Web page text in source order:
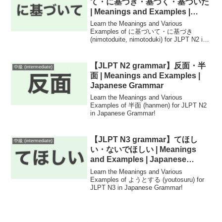
| Meanings and Examples |
Japanese Grammar
Learn the Meanings and Various
Examples of に基づいて・に基づき
(nimotoduite, nimotoduki) for JLPT N2 in
中級 (intermediate)
【JLPT N2 grammar】反面・半
面 | Meanings and Examples |
Japanese Grammar
Learn the Meanings and Various
Examples of 半面 (hanmen) for JLPT N2
in Japanese Grammar!
中級 (intermediate)
【JLPT N3 grammar】てほし
い・ないでほしい | Meanings
and Examples | Japanese
Grammar
Learn the Meanings and Various
Examples of ようとする (youtosuru) for
JLPT N3 in Japanese Grammar!